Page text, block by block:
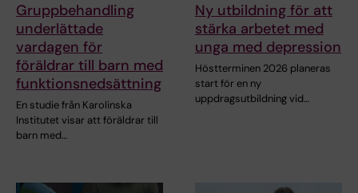
Gruppbehandling
underlättade
vardagen för
föräldrar till barn med
funktionsnedsättning
En studie från Karolinska
Institutet visar att föräldrar till
barn med…
Ny utbildning för att
stärka arbetet med
unga med depression
Höstterminen 2026 planeras
start för en ny
uppdragsutbildning vid…